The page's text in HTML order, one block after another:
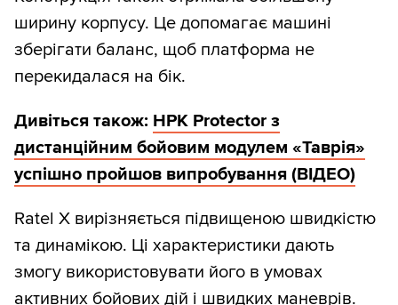
ширину корпусу. Це допомагає машині
зберігати баланс, щоб платформа не
перекидалася на бік.
Дивіться також: НРК Protector з
дистанційним бойовим модулем «Таврія»
успішно пройшов випробування (ВІДЕО)
Ratel X вирізняється підвищеною швидкістю
та динамікою. Ці характеристики дають
змогу використовувати його в умовах
активних бойових дій і швидких маневрів.